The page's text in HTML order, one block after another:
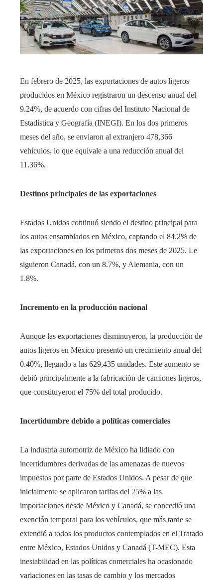
​En febrero de 2025, las exportaciones de autos ligeros
producidos en México registraron un descenso anual del
9.24%, de acuerdo con cifras del Instituto Nacional de
Estadística y Geografía (INEGI). En los dos primeros
meses del año, se enviaron al extranjero 478,366
vehículos, lo que equivale a una reducción anual del
11.36%.
Destinos principales de las exportaciones
Estados Unidos continuó siendo el destino principal para
los autos ensamblados en México, captando el 84.2% de
las exportaciones en los primeros dos meses de 2025. Le
siguieron Canadá, con un 8.7%, y Alemania, con un
1.8%.
Incremento en la producción nacional
Aunque las exportaciones disminuyeron, la producción de
autos ligeros en México presentó un crecimiento anual del
0.40%, llegando a las 629,435 unidades. Este aumento se
debió principalmente a la fabricación de camiones ligeros,
que constituyeron el 75% del total producido.
Incertidumbre debido a políticas comerciales
La industria automotriz de México ha lidiado con
incertidumbres derivadas de las amenazas de nuevos
impuestos por parte de Estados Unidos. A pesar de que
inicialmente se aplicaron tarifas del 25% a las
importaciones desde México y Canadá, se concedió una
exención temporal para los vehículos, que más tarde se
extendió a todos los productos contemplados en el Tratado
entre México, Estados Unidos y Canadá (T-MEC). Esta
inestabilidad en las políticas comerciales ha ocasionado
variaciones en las tasas de cambio y los mercados